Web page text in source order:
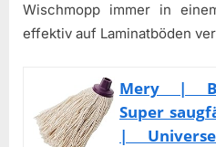
Wischmopp immer in
effektiv auf Laminatböden
Mery |
Super
|